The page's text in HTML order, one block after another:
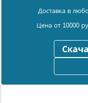
Доставка в
Цена от 10000